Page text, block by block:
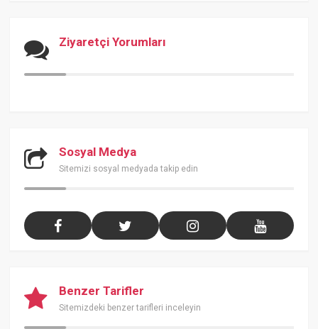
Ziyaretçi Yorumları
Sosyal Medya
Sitemizi sosyal medyada takip edin
Benzer Tarifler
Sitemizdeki benzer tarifleri inceleyin